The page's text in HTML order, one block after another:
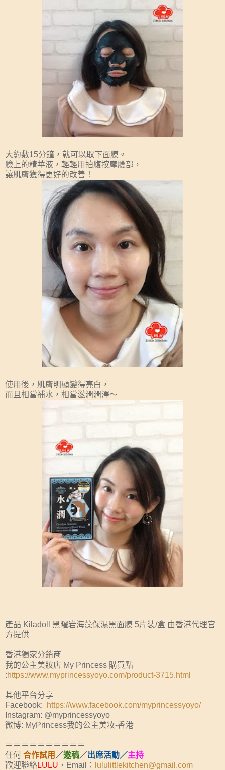
大約敷15分鐘，就可以取下面膜。
臉上的精華液，輕輕用拍腹按摩臉部，
讓肌膚獲得更好的改善！
使用後，肌膚明顯變得亮白，
而且相當補水，相當滋潤潤澤～
產品 Kiladoll 黑曜岩海藻保濕黑面膜 5片裝/盒 由香港代理官
方提供
香港獨家分銷商
我的公主美妝店 My Princess 購買點
:https://www.myprincessyoyo.com/product-3715.html
其他平台分享
Facebook:
https://www.facebook.com/myprincessyoyo/
Instagram: @myprincessyoyo
微博: MyPrincess我的公主美妆-香港
＝＝＝＝＝＝＝＝＝＝
任何 合作試用 ／邀稿／出席活動／主持
歡迎聯絡 LULU ，Email：
lululittlekitchen@gmail.com